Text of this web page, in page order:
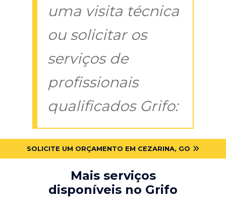
uma visita técnica
ou solicitar os
serviços de
profissionais
qualificados Grifo:
SOLICITE UM ORÇAMENTO EM CEZARINA, GO
Mais serviços
disponíveis no Grifo